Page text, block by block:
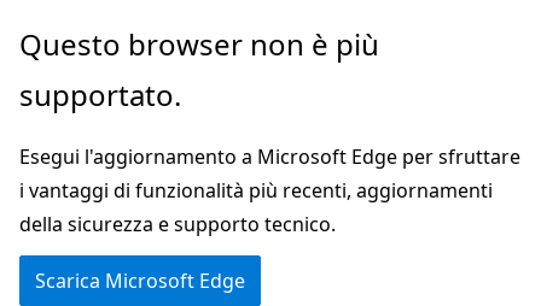
Ignora
passa
contenuto
principale
Questo browser non è più
supportato.
Esegui l'aggiornamento a Microsoft Edge per sfruttare
i vantaggi di funzionalità più recenti, aggiornamenti
della sicurezza e supporto tecnico.
Scarica Microsoft Edge